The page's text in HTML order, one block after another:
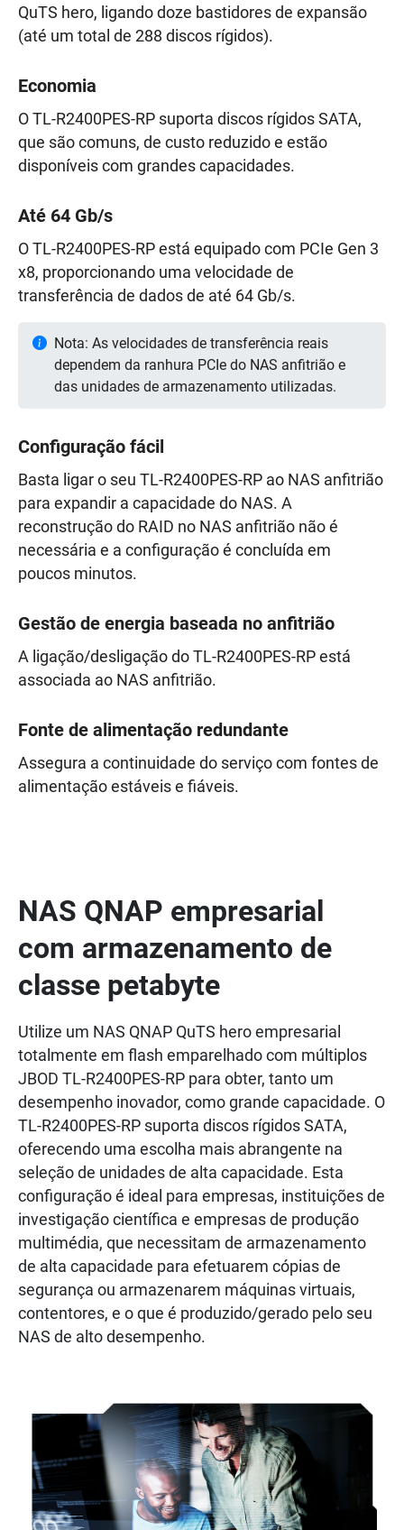
QuTS hero, ligando doze bastidores de expansão
(até um total de 288 discos rígidos).
Economia
O TL-R2400PES-RP suporta discos rígidos SATA,
que são comuns, de custo reduzido e estão
disponíveis com grandes capacidades.
Até 64 Gb/s
O TL-R2400PES-RP está equipado com PCIe Gen 3
x8, proporcionando uma velocidade de
transferência de dados de até 64 Gb/s.
Nota: As velocidades de transferência reais
dependem da ranhura PCIe do NAS anfitrião e
das unidades de armazenamento utilizadas.
Configuração fácil
Basta ligar o seu TL-R2400PES-RP ao NAS anfitrião
para expandir a capacidade do NAS. A
reconstrução do RAID no NAS anfitrião não é
necessária e a configuração é concluída em
poucos minutos.
Gestão de energia baseada no anfitrião
A ligação/desligação do TL-R2400PES-RP está
associada ao NAS anfitrião.
Fonte de alimentação redundante
Assegura a continuidade do serviço com fontes de
alimentação estáveis e fiáveis.
NAS QNAP empresarial
com armazenamento de
classe petabyte
Utilize um NAS QNAP QuTS hero empresarial
totalmente em flash emparelhado com múltiplos
JBOD TL-R2400PES-RP para obter, tanto um
desempenho inovador, como grande capacidade. O
TL-R2400PES-RP suporta discos rígidos SATA,
oferecendo uma escolha mais abrangente na
seleção de unidades de alta capacidade. Esta
configuração é ideal para empresas, instituições de
investigação científica e empresas de produção
multimédia, que necessitam de armazenamento
de alta capacidade para efetuarem cópias de
segurança ou armazenarem máquinas virtuais,
contentores, e o que é produzido/gerado pelo seu
NAS de alto desempenho.